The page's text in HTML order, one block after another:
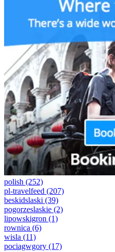
polish (252)
pl-travelfeed (207)
beskidslaski (39)
pogorzeslaskie (2)
lipowskigron (1)
rownica (6)
wisla (11)
pociagwgory (17)